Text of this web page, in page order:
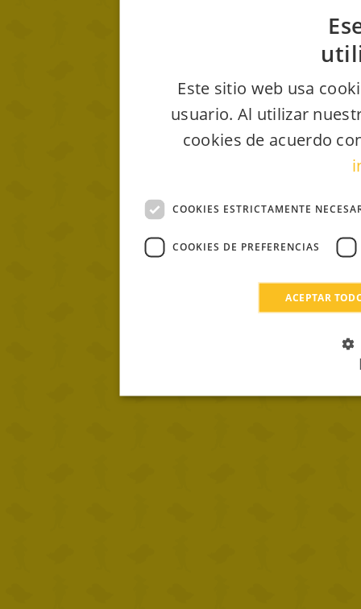
Este sitio web usa
usuario. Al utilizar
cookies de acuerdo
COOKIES ESTRICTAMENTE
COOKIES DE PREFERENCIAS
ACEPTAR